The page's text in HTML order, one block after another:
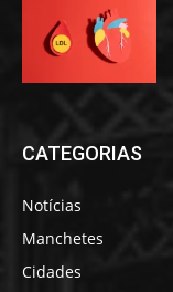
CATEGORIAS
Notícias
Manchetes
Cidades